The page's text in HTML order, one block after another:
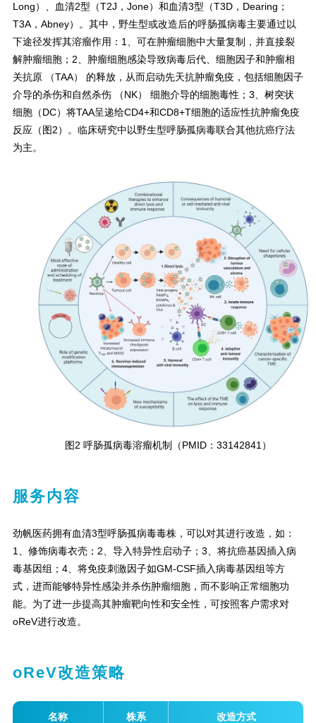
Long）、血清2型（T2J，Jone）和血清3型（T3D，Dearing；
T3A，Abney）。其中，野生型或改造后的呼肠孤病毒主要通过以
下途径发挥其溶瘤作用：1、可在肿瘤细胞中大量复制，并直接裂
解肿瘤细胞；2、肿瘤细胞感染导致病毒后代、细胞因子和肿瘤相
关抗原 （TAA） 的释放，从而启动先天抗肿瘤免疫，包括细胞因子
介导的杀伤和自然杀伤 （NK） 细胞介导的细胞毒性；3、树突状
细胞（DC）将TAA呈递给CD4+和CD8+T细胞的适应性抗肿瘤免疫
反应（图2）。临床研究中以野生型呼肠孤病毒联合其他抗癌疗法
为主。
图2 呼肠孤病毒溶瘤机制（PMID：33142841）
服务内容
劲帆医药拥有血清3型呼肠孤病毒毒株，可以对其进行改造，如：
1、修饰病毒衣壳；2、导入特异性启动子；3、将抗癌基因插入病
毒基因组；4、将免疫刺激因子如GM-CSF插入病毒基因组等方
式，进而能够特异性感染并杀伤肿瘤细胞，而不影响正常细胞功
能。为了进一步提高其肿瘤靶向性和安全性，可按照客户需求对
oReV进行改造。
oReV改造策略
名称 株系 改造方式